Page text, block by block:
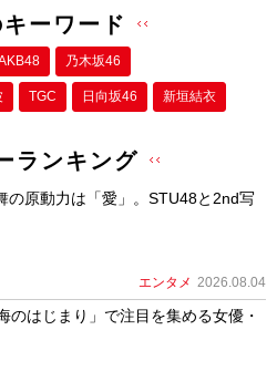
ーワード
乃木坂46
TGC 日向坂46 新垣結衣
ランキング
の原動力は「愛」。STU48と2nd写
エンタメ 2026.08.04
のはじまり」で注目を集める女優・